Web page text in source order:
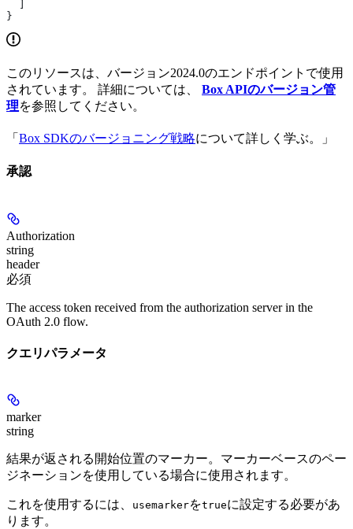
}
このリソースは、バージョン2024.0のエンドポイントで使用
されています。 詳細については、 Box APIのバージョン管
理を参照してください。
「 Box SDKのバージョニング戦略について詳しく学ぶ。」
承認
Authorization
string
header
必須
The access token received from the authorization server in the
OAuth 2.0 flow.
クエリパラメータ
marker
string
結果が返される開始位置のマーカー。マーカーベースのペー
ジネーションを使用している場合に使用されます。
これを使用するには、 usemarkerをtrueに設定する必要があ
ります。